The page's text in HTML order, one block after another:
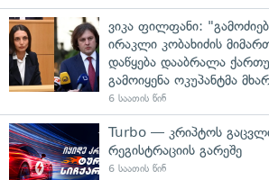
ვიკა ფილფანი:
ირაკლი კობახიძის
დაწყება დააბრალა
გამოიყენა ოკუპანტმა
6 საათის წინ
Turbo — კრიპტოს
რეგისტრაციის გარეშე
6 საათის წინ